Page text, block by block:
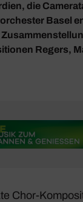
die
Basel
Regers,
Chor-